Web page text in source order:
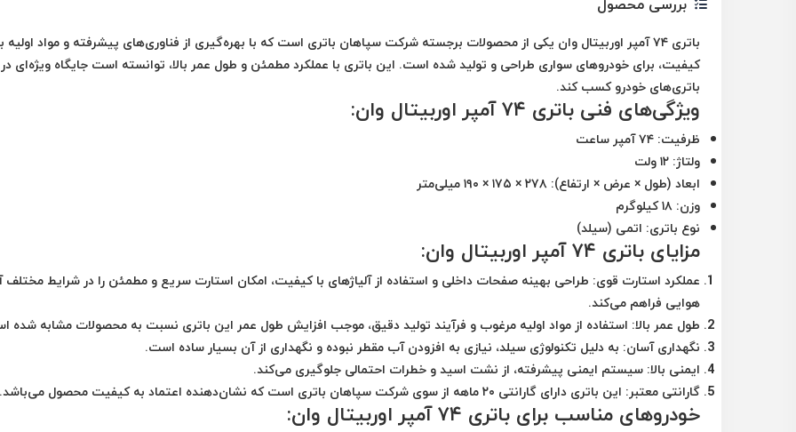
باتری ۷۴ آمپر اوربیتال وان یکی از محصولات برجسته شرکت سپاهان باتری است که با بهره‌گیری از فناوری‌های پیشرفته و مواد اولیه
کیفیت، برای خودروهای سواری طراحی و تولید شده است. این باتری با عملکرد مطمئن و طول عمر بالا، توانسته است جایگاه ویژه‌ای در
باتری‌های خودرو کسب کند.
ویژگی‌های فنی باتری ۷۴ آمپر اوربیتال وان:
ظرفیت:
ولتاژ:
ابعاد (طول × عرض × ارتفاع):
وزن:
نوع باتری: اتمی (سیلد)
مزایای باتری ۷۴ آمپر اوربیتال وان:
عملکرد استارت قوی: طراحی بهینه صفحات داخلی و استفاده از آلیاژهای با کیفیت، امکان استارت سریع و مطمئن را در شرایط
هوایی فراهم می‌کند.
طول عمر بالا: استفاده از مواد اولیه مرغوب و فرآیند تولید دقیق، موجب افزایش طول عمر این باتری نسبت به محصولات مشابه شده
نگهداری آسان: به دلیل تکنولوژی سیلد، نیازی به افزودن آب مقطر نبوده و نگهداری از آن بسیار ساده است.
ایمنی بالا: سیستم ایمنی پیشرفته، از نشت اسید و خطرات احتمالی جلوگیری می‌کند.
گارانتی معتبر: این باتری دارای گارانتی ۲۰ ماهه از سوی شرکت سپاهان باتری است که نشان‌دهنده اعتماد به کیفیت محصول می‌باشد.
خودروهای مناسب برای باتری ۷۴ آمپر اوربیتال وان: